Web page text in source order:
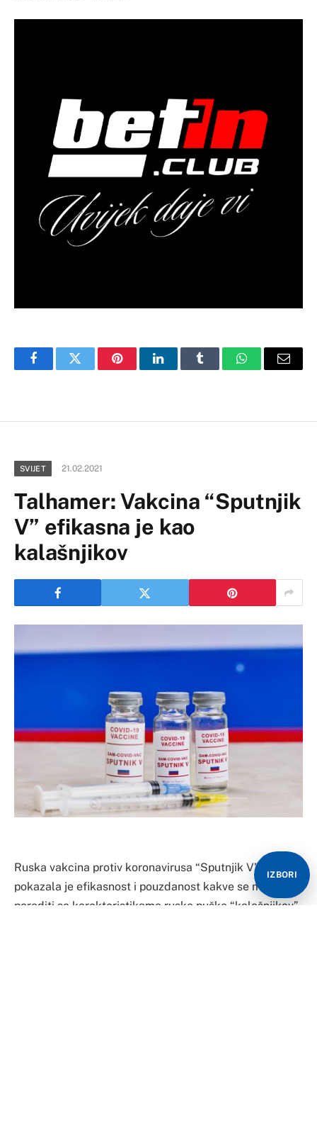
FacebookTwitter PinterestLinkedInTumblr WhatsAppEmail
SVIJET 21.02.2021
Talhamer: Vakcina “Sputnjik
V” efikasna je kao
kalašnjikov
Ruska vakcina protiv koronavirusa “Sputnjik V”
pokazala je efikasnost i pouzdanost kakve se mogu
porediti sa karakteristikama ruske puške “kalašnjikov”,
IZBORI